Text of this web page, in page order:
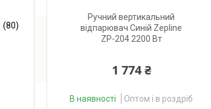
Ручний вертикальний
відпарювач Синій Zepline
ZP-204 2200 Вт
1 774 ₴
В наявності Оптом і в роздріб
80